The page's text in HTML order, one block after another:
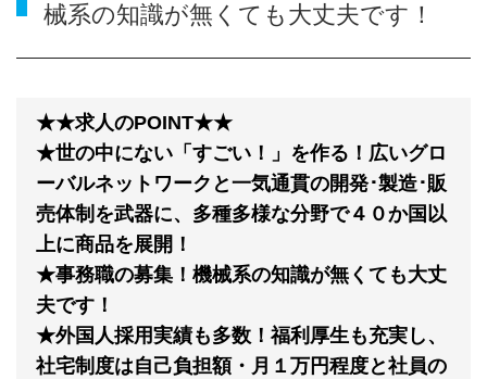
械系の知識が無くても大丈夫です！
★★求人のPOINT★★
★世の中にない「すごい！」を作る！広いグロ
ーバルネットワークと一気通貫の開発･製造･販
売体制を武器に、多種多様な分野で４０か国以
上に商品を展開！
★事務職の募集！機械系の知識が無くても大丈
夫です！
★外国人採用実績も多数！福利厚生も充実し、
社宅制度は自己負担額・月１万円程度と社員の